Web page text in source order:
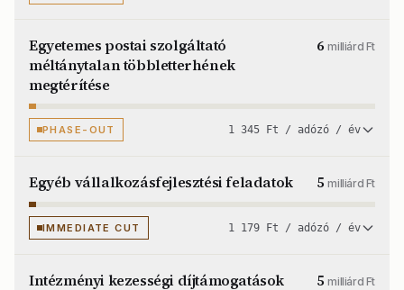
Egyetemes postai szolgáltató
méltánytalan többletterhének
megtérítése
6milliárd Ft
PHASE-OUT 1 345 Ft / adózó / év
Egyéb vállalkozásfejlesztési feladatok 5milliárd Ft
IMMEDIATE CUT 1 179 Ft / adózó / év
Intézményi kezességi díjtámogatások 5milliárd Ft